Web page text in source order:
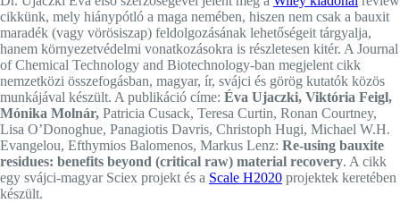
cikkünk, mely hiánypótló a maga nemében, hiszen nem csak a bauxit
maradék (vagy vörösiszap) feldolgozásának lehetőségeit tárgyalja,
hanem környezetvédelmi vonatkozásokra is részletesen kitér. A Journal
of Chemical Technology and Biotechnology-ban megjelent cikk
nemzetközi összefogásban, magyar, ír, svájci és görög kutatók közös
munkájával készült. A publikáció címe: Éva Ujaczki, Viktória Feigl,
Mónika Molnár, Patricia Cusack, Teresa Curtin, Ronan Courtney,
Lisa O’Donoghue, Panagiotis Davris, Christoph Hugi, Michael W.H.
Evangelou, Efthymios Balomenos, Markus Lenz: Re‐using bauxite
residues: benefits beyond (critical raw) material recovery. A cikk
egy svájci-magyar Sciex projekt és a Scale H2020 projektek keretében
készült.